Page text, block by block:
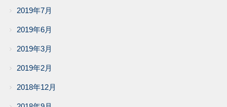
2019年7月
2019年6月
2019年3月
2019年2月
2018年12月